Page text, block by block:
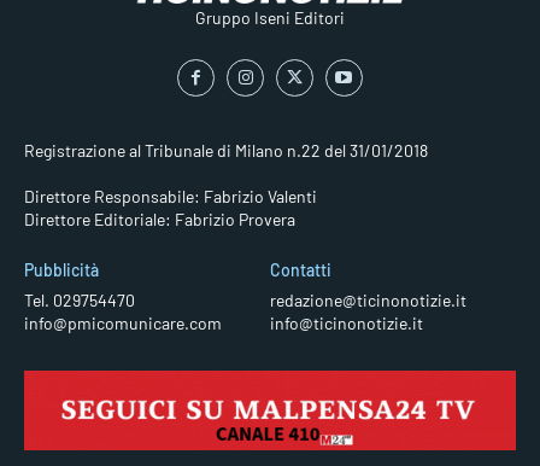
Gruppo Iseni Editori
Registrazione al Tribunale di Milano n.22 del 31/01/2018
Direttore Responsabile: Fabrizio Valenti
Direttore Editoriale: Fabrizio Provera
Pubblicità
Tel. 029754470
info@pmicomunicare.com
Contatti
redazione@ticinonotizie.it
info@ticinonotizie.it